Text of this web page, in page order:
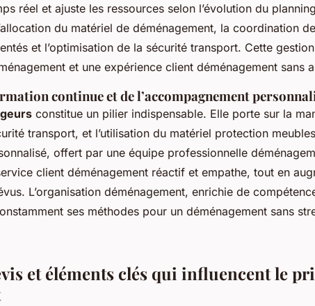
réel et ajuste les ressources selon l’évolution du
du matériel de déménagement, la coordination
et l’optimisation de la sécurité transport. Cette
et une expérience client déménagement sans
continue et de l’accompagnement
constitue un pilier indispensable. Elle porte sur la
transport, et l’utilisation du matériel protection
offert par une équipe professionnelle
client déménagement réactif et empathe, tout en
L’organisation déménagement, enrichie de
ses méthodes pour un déménagement sans
et éléments clés qui influencent le